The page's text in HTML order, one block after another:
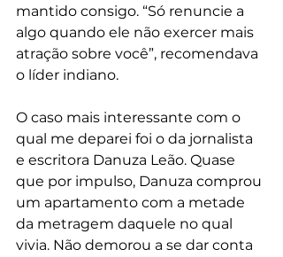
mantido consigo. “Só renuncie a
algo quando ele não exercer mais
atração sobre você”, recomendava
o líder indiano.
O caso mais interessante com o
qual me deparei foi o da jornalista
e escritora Danuza Leão. Quase
que por impulso, Danuza comprou
um apartamento com a metade
da metragem daquele no qual
vivia. Não demorou a se dar conta